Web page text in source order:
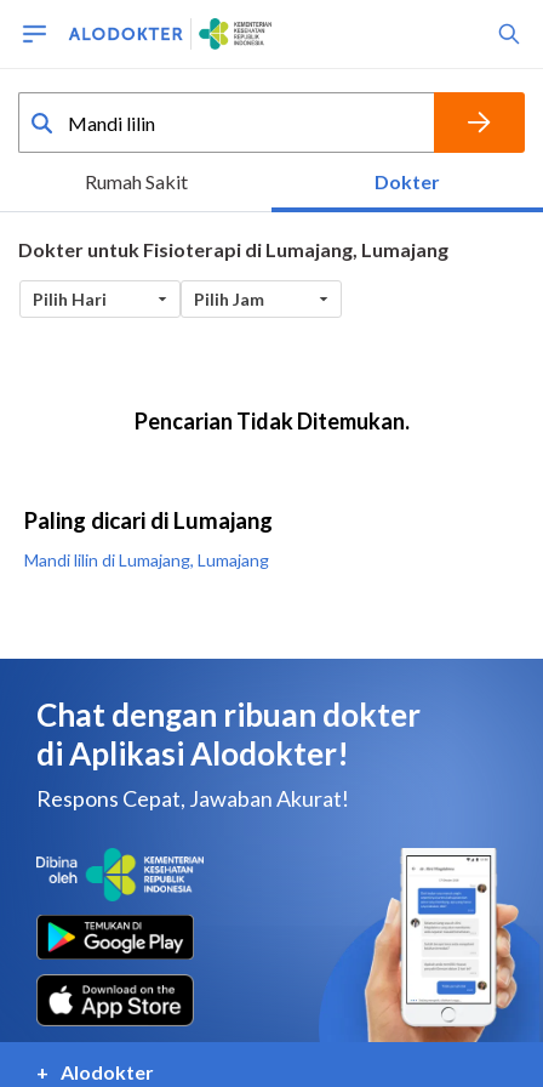
Paling dicari di Lumajang
Mandi lilin di Lumajang, Lumajang